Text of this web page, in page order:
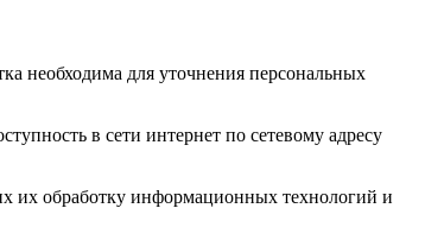
необходима для уточнения персональных
в сети интернет по сетевому адресу
их обработку информационных технологий и